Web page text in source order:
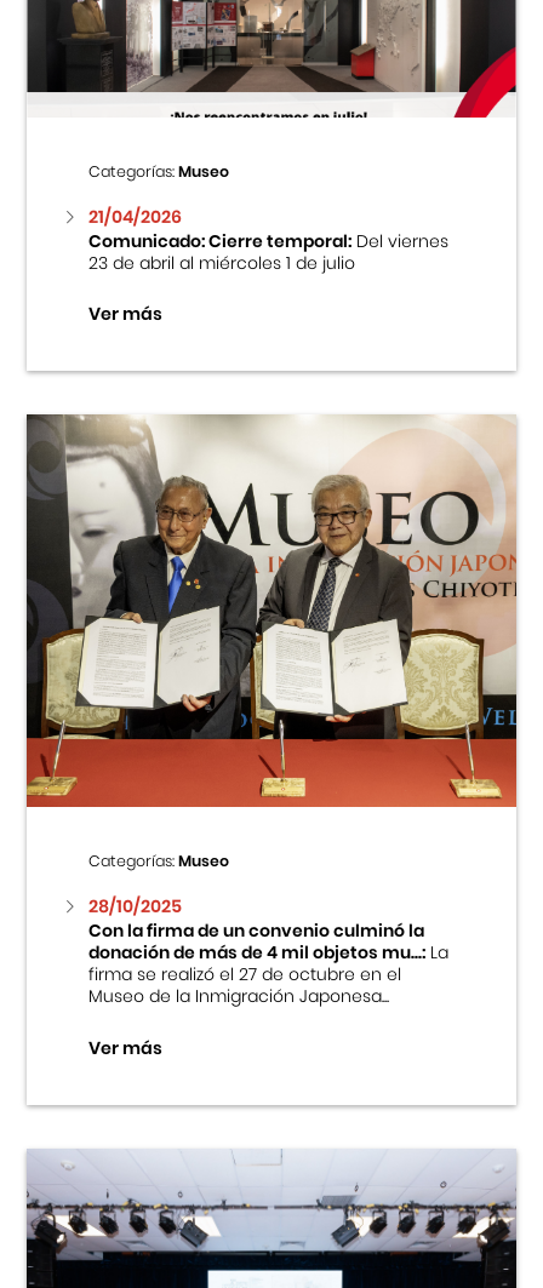
Centro Cultural Peruano Japonés
Museo de la Inmigración Japonesa
Fondo Editorial
Teatro Peruano Japonés
Categorías:Museo
21/04/2026
Comunicado: Cierre temporal:Del viernes
23 de abril al miércoles 1 de julio
Ver más
Categorías:Museo
28/10/2025
Con la firma de un convenio culminó la
donación de más de 4 mil objetos mu...:La
firma se realizó el 27 de octubre en el
Museo de la Inmigración Japonesa...
Ver más